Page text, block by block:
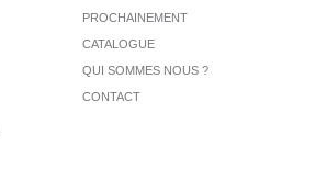
PROCHAINEMENT
CATALOGUE
QUI SOMMES NOUS ?
CONTACT